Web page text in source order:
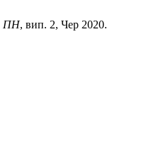
ПН, вип. 2, Чер 2020.